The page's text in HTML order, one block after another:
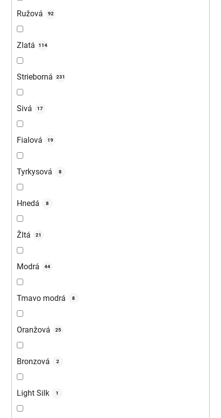
Ružová 92
Zlatá 114
Strieborná 231
Sivá 17
Fialová 19
Tyrkysová 8
Hnedá 8
Žltá 21
Modrá 44
Tmavo modrá 8
Oranžová 25
Bronzová 2
Light Silk 1